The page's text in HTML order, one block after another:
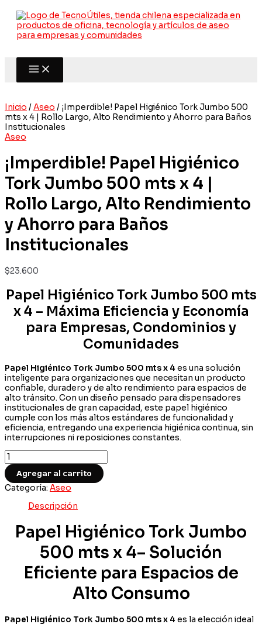
contenido
Inicio /Aseo / ¡Imperdible! Papel Higiénico Tork Jumbo 500
mts x 4 | Rollo Largo, Alto Rendimiento y Ahorro para Baños
Institucionales
Aseo
¡Imperdible! Papel Higiénico
Tork Jumbo 500 mts x 4 |
Rollo Largo, Alto Rendimiento
y Ahorro para Baños
Institucionales
$23.600
Papel Higiénico Tork Jumbo 500 mts
x4 – Máxima Eficiencia y Economía
para Empresas, Condominios y
Comunidades
Papel Higiénico Tork Jumbo 500 mts x 4es una solución
inteligente para organizaciones que necesitan un producto
confiable, duradero y de alto rendimiento para espacios de
alto tránsito. Con un diseño pensado para dispensadores
institucionales de gran capacidad, este papel higiénico
cumple con los más altos estándares de funcionalidad y
eficiencia, entregando una experiencia higiénica continua, sin
interrupciones ni reposiciones constantes.
¡Imperdible!
Papel
Higiénico
Tork
Jumbo
Largo,
Agregar al carrito
Categoría: Aseo
Descripción
Papel Higiénico Tork Jumbo
500 mts x 4– Solución
Eficiente para Espacios de
Alto Consumo
Papel Higiénico Tork Jumbo 500 mts x 4es la elección ideal